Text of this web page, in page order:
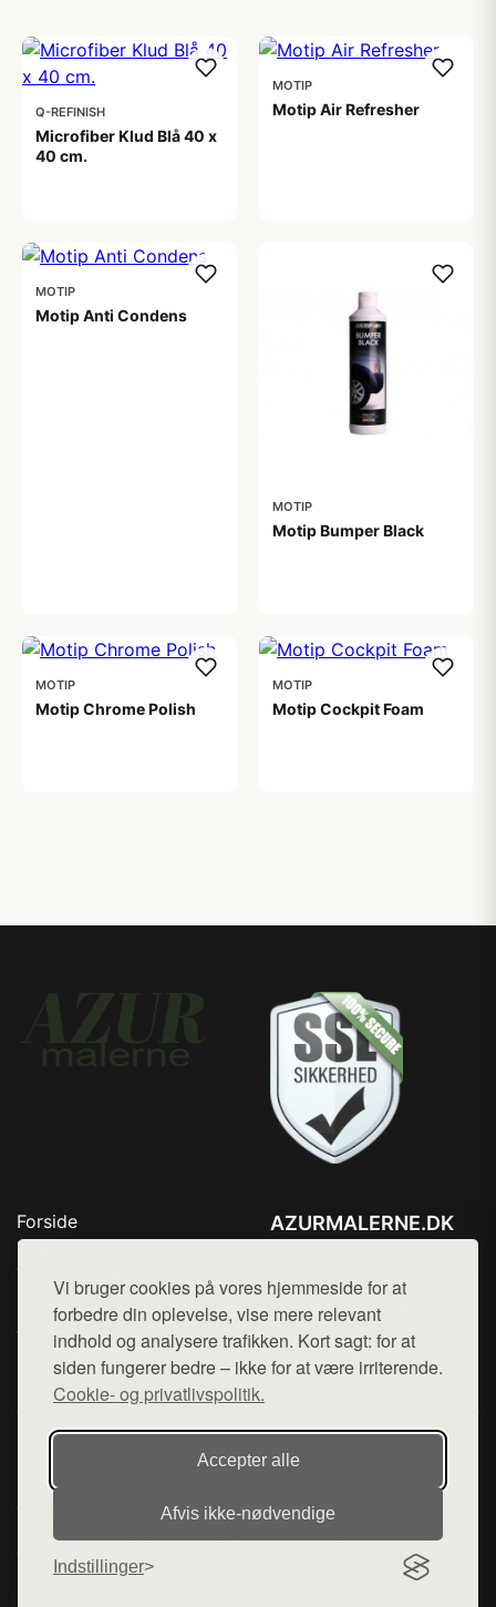
Vi bruger cookies på vores hjemmeside for at
forbedre din oplevelse, vise mere relevant
indhold og analysere trafikken. Kort sagt: for at
siden fungerer bedre – ikke for at være irriterende.
Cookie- og privatlivspolitik.
Accepter alle
Afvis ikke‑nødvendige
Indstillinger
Q-REFINISH
Microfiber Klud Blå 40 x
40 cm.
MOTIP
Motip Air Refresher
MOTIP
Motip Anti Condens
MOTIP
Motip Bumper Black
MOTIP
Motip Chrome Polish
MOTIP
Motip Cockpit Foam
Forside
Produkter
Top Rabatter
Jotun maling
Kontakt
AZURMALERNE.DK
Mail:hej@want.dk
Cookie- og privatlivspolitik
Denne side er en del af want.dk, der udgiver en række
hjemmesider med præsentation af forskellige produkter fra
diverse webshops. Der sælges ikke varer fra denne side - vi
varerne på lager.